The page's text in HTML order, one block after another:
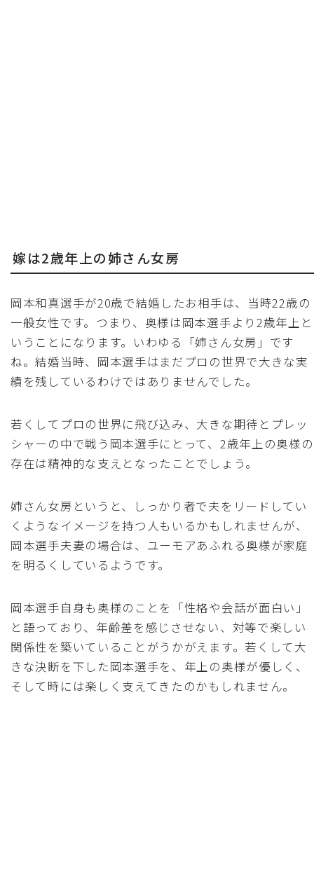
嫁は2歳年上の姉さん女房
岡本和真選手が20歳で結婚したお相手は、当時22歳の
一般女性です。つまり、奥様は岡本選手より2歳年上と
いうことになります。いわゆる「姉さん女房」です
ね。結婚当時、岡本選手はまだプロの世界で大きな実
績を残しているわけではありませんでした。
若くしてプロの世界に飛び込み、大きな期待とプレッ
シャーの中で戦う岡本選手にとって、2歳年上の奥様の
存在は精神的な支えとなったことでしょう。
姉さん女房というと、しっかり者で夫をリードしてい
くようなイメージを持つ人もいるかもしれませんが、
岡本選手夫妻の場合は、ユーモアあふれる奥様が家庭
を明るくしているようです。
岡本選手自身も奥様のことを「性格や会話が面白い」
と語っており、年齢差を感じさせない、対等で楽しい
関係性を築いていることがうかがえます。若くして大
きな決断を下した岡本選手を、年上の奥様が優しく、
そして時には楽しく支えてきたのかもしれません。